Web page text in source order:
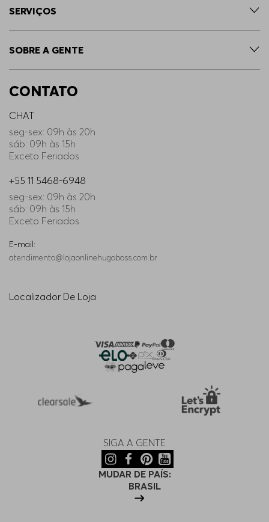
SERVIÇOS
SOBRE A GENTE
CONTATO
CHAT
seg-sex: 09h às 20h
sáb: 09h às 15h
Exceto Feriados
+55 11 5468-6948
seg-sex: 09h às 20h
sáb: 09h às 15h
Exceto Feriados
E-mail:
atendimento@lojaonlinehugoboss.com.br
Localizador De Loja
SIGA A GENTE
MUDAR DE PAÍS:
BRASIL